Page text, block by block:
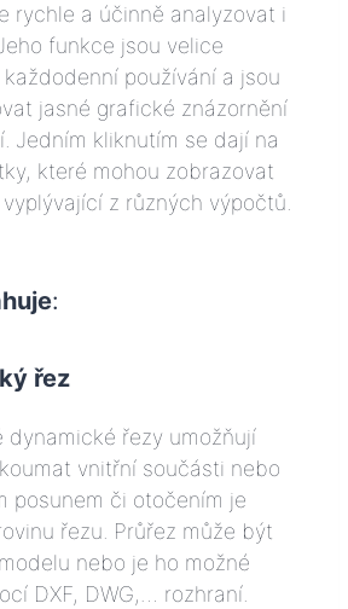
rychle a účinně analyzovat i
funkce jsou velice
používání a jsou
jasné grafické znázornění
Jedním kliknutím se dají na
které mohou zobrazovat
z různých výpočtů.
:
řez
dynamické řezy umožňují
vnitřní součásti nebo
posunem či otočením je
řezu. Průřez může být
nebo je ho možné
DXF, DWG,… rozhraní.